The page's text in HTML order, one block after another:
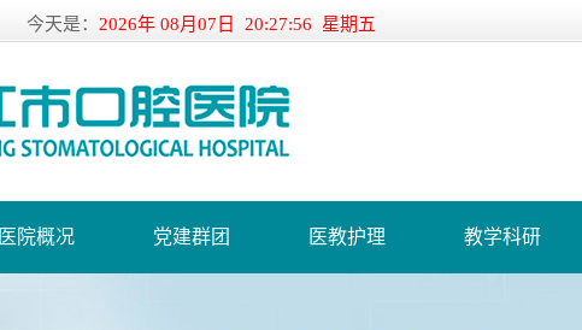
今天是： 2026年 08月07日 20:27:56 星期五
医院概况 党建群团 医教护理 教学科研